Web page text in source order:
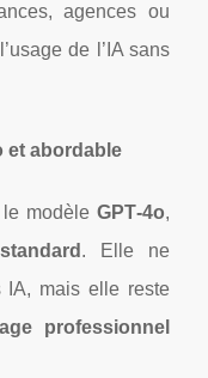
agences ou
de l’IA sans
et abordable
le modèle GPT‑4o,
. Elle ne
IA, mais elle reste
professionnel